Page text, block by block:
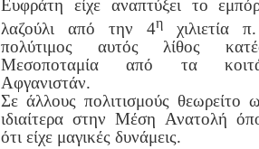
Ευφράτη είχε αναπτύξει το
λαζούλι από την 4η
πολύτιμος αυτός λίθος
Μεσοποταμία από τα
Αφγανιστάν.
Σε άλλους πολιτισμούς θεωρείτο
ιδιαίτερα στην Μέση Ανατολή
ότι είχε μαγικές δυνάμεις.